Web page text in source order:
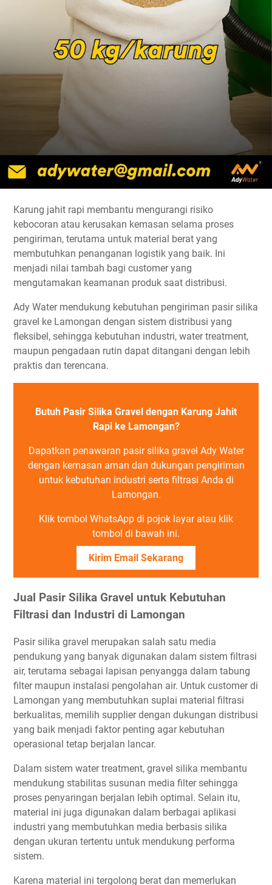
Karung jahit rapi membantu mengurangi risiko
kebocoran atau kerusakan kemasan selama proses
pengiriman, terutama untuk material berat yang
membutuhkan penanganan logistik yang baik. Ini
menjadi nilai tambah bagi customer yang
mengutamakan keamanan produk saat distribusi.
Ady Water mendukung kebutuhan pengiriman pasir silika
gravel ke Lamongan dengan sistem distribusi yang
fleksibel, sehingga kebutuhan industri, water treatment,
maupun pengadaan rutin dapat ditangani dengan lebih
praktis dan terencana.
Butuh Pasir Silika Gravel dengan Karung Jahit
Rapi ke Lamongan?
Dapatkan penawaran pasir silika gravel Ady Water
dengan kemasan aman dan dukungan pengiriman
untuk kebutuhan industri serta filtrasi Anda di
Lamongan.
Klik tombol WhatsApp di pojok layar atau klik
tombol di bawah ini.
Kirim Email Sekarang
Jual Pasir Silika Gravel untuk Kebutuhan
Filtrasi dan Industri di Lamongan
Pasir silika gravel merupakan salah satu media
pendukung yang banyak digunakan dalam sistem filtrasi
air, terutama sebagai lapisan penyangga dalam tabung
filter maupun instalasi pengolahan air. Untuk customer di
Lamongan yang membutuhkan suplai material filtrasi
berkualitas, memilih supplier dengan dukungan distribusi
yang baik menjadi faktor penting agar kebutuhan
operasional tetap berjalan lancar.
Dalam sistem water treatment, gravel silika membantu
mendukung stabilitas susunan media filter sehingga
proses penyaringan berjalan lebih optimal. Selain itu,
material ini juga digunakan dalam berbagai aplikasi
industri yang membutuhkan media berbasis silika
dengan ukuran tertentu untuk mendukung performa
sistem.
Karena material ini tergolong berat dan memerlukan